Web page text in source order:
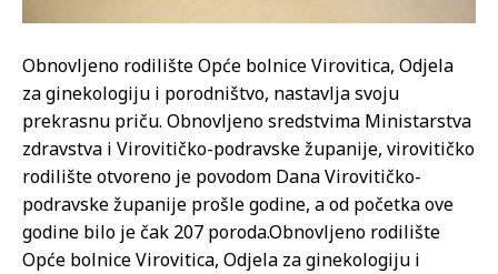
Obnovljeno rodilište Opće bolnice Virovitica, Odjela
za ginekologiju i porodništvo, nastavlja svoju
prekrasnu priču. Obnovljeno sredstvima Ministarstva
zdravstva i Virovitičko-podravske županije, virovitičko
rodilište otvoreno je povodom Dana Virovitičko-
podravske županije prošle godine, a od početka ove
godine bilo je čak 207 poroda.Obnovljeno rodilište
Opće bolnice Virovitica, Odjela za ginekologiju i